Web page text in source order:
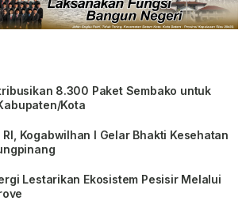
8.300 Paket Sembako untuk
Kota
Kogabwilhan I Gelar Bhakti Kesehatan
Lestarikan Ekosistem Pesisir Melalui